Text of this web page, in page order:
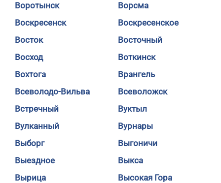
Воротынск
Ворсма
Воскресенск
Воскресенское
Восток
Восточный
Восход
Воткинск
Вохтога
Врангель
Всеволодо-Вильва
Всеволожск
Встречный
Вуктыл
Вулканный
Вурнары
Выборг
Выгоничи
Выездное
Выкса
Вырица
Высокая Гора